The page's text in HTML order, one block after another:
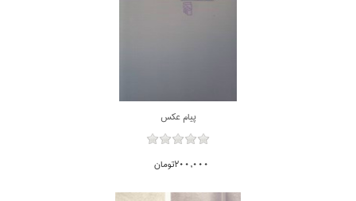
پيام عكس
200,000تومان